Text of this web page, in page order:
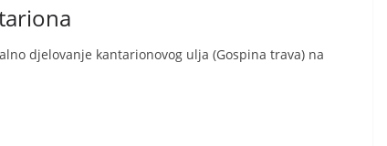
djelovanje kantarionovog ulja (Gospina trava) na